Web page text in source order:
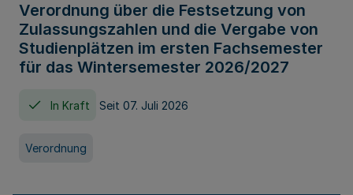
Verordnung über die Festsetzung von
Zulassungszahlen und die Vergabe von
Studienplätzen im ersten Fachsemester
für das Wintersemester 2026/2027
In Kraft Seit 07. Juli 2026
Verordnung